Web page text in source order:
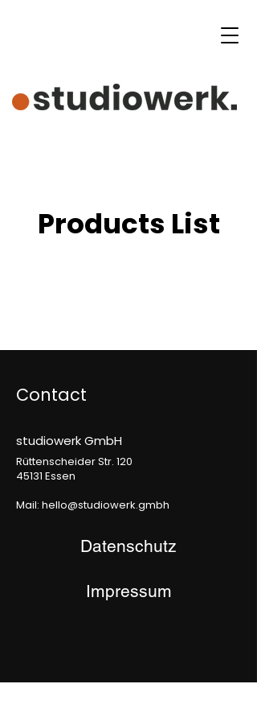
Products List
Contact
studiowerk GmbH
Rüttenscheider Str. 120
45131 Essen
Mail: hello@studiowerk.gmbh
Datenschutz
Impressum